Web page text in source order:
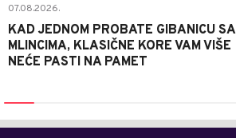
07.08.2026.
KAD JEDNOM PROBATE GIBANICU SA
MLINCIMA, KLASIČNE KORE VAM VIŠE
NEĆE PASTI NA PAMET